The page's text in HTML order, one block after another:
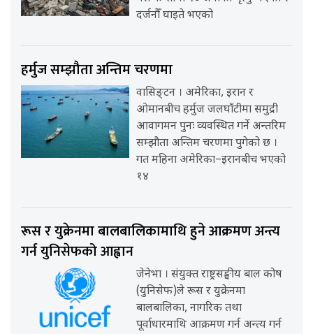
दर्जनौँ घाइते भएको
हर्मुज सम्झौता अन्तिम चरणमा
वासिङ्टन । अमेरिका, इरान र
ओमानबीच हर्मुज जलघाँटीमा समुद्री
आवागमन पुनः व्यवस्थित गर्ने अन्तरिम
सम्झौता अन्तिम चरणमा पुगेको छ ।
गत महिना अमेरिका–इरानबीच भएको
१४
रूस र युक्रेनमा बालबालिकामाथि हुने आक्रमण अन्त्य
गर्न युनिसेफको आह्वान
जेनेभा । संयुक्त राष्ट्रसङ्घीय बाल कोष
(युनिसेफ)ले रूस र युक्रेनमा
बालबालिका, नागरिक तथा
पूर्वाधारमाथि आक्रमण गर्न अन्त्य गर्न